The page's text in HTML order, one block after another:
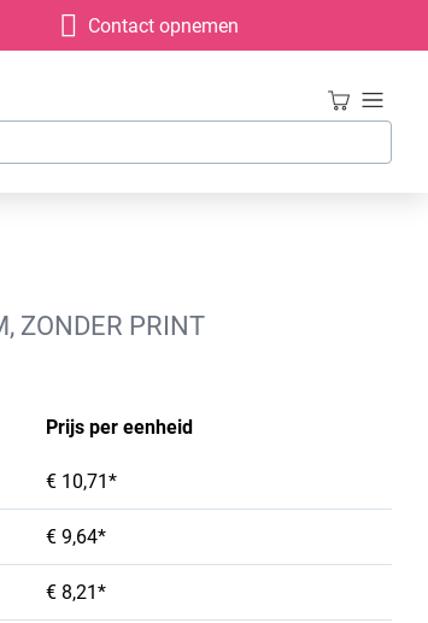
Contact opnemen
ZONDER PRINT
Prijs per eenheid
€ 10,71*
€ 9,64*
€ 8,21*